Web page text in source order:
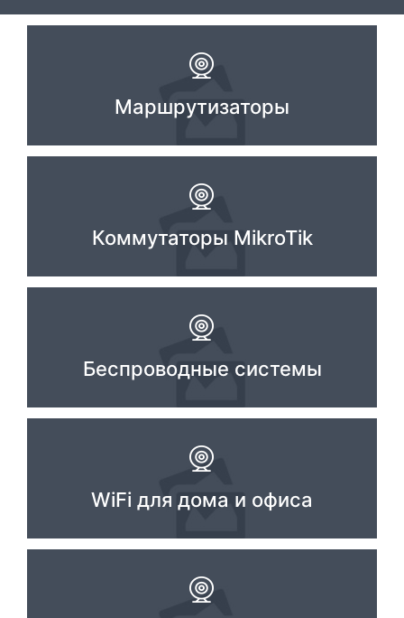
Спикерфон
Модемы ADSL, Wan/Lan Роутеры, Wi-Fi
UPS Источники бесперебойного питания
Мышки и Клавиатуры
Наушники
Системы охлаждения
Компьютеры Fujitsu
Комплектующие ПК
Маршрутизаторы
Коммутаторы MikroTik
Беспроводные системы
WiFi для дома и офиса